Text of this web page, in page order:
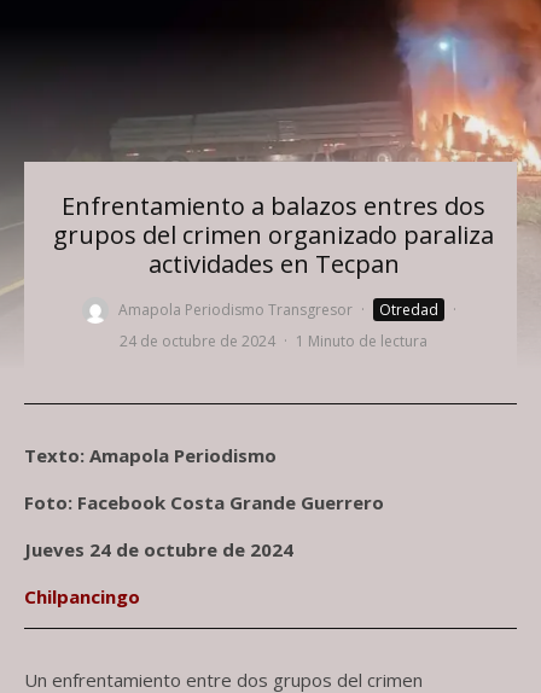
Enfrentamiento a balazos entres dos
grupos del crimen organizado paraliza
actividades en Tecpan
Amapola Periodismo Transgresor · Otredad
·
24 de octubre de 2024 · 1 Minuto de lectura
Texto: Amapola Periodismo
Foto: Facebook Costa Grande Guerrero
Jueves 24 de octubre de 2024
Chilpancingo
Un enfrentamiento entre dos grupos del crimen